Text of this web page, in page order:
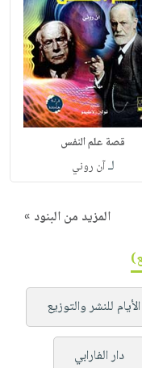
قصة علم النفس
لـآن روني
المزيد من البنود »
للنشر والتوزيع
دار الفارابي